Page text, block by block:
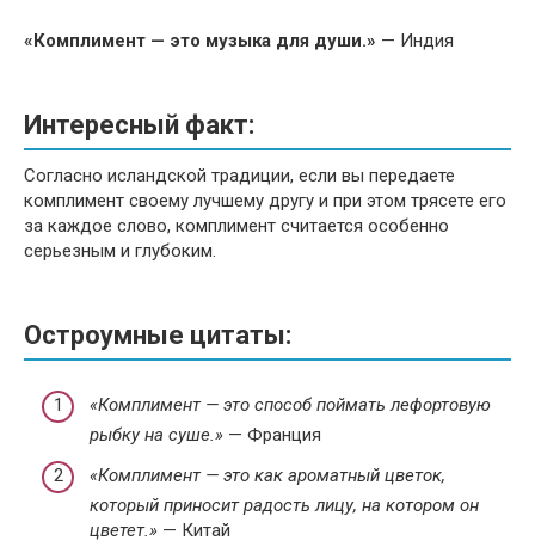
«Комплимент — это музыка для души.» — Индия
Интересный факт:
Согласно исландской традиции, если вы передаете
комплимент своему лучшему другу и при этом трясете его
за каждое слово, комплимент считается особенно
серьезным и глубоким.
Остроумные цитаты:
«Комплимент — это способ поймать лефортовую
рыбку на суше.» — Франция
«Комплимент — это как ароматный цветок,
который приносит радость лицу, на котором он
цветет.» — Китай